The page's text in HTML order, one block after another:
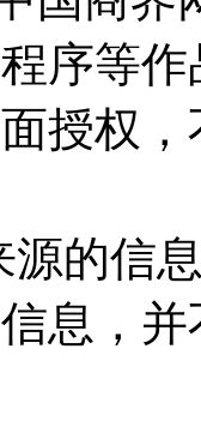
序等
授权
源的信
息，